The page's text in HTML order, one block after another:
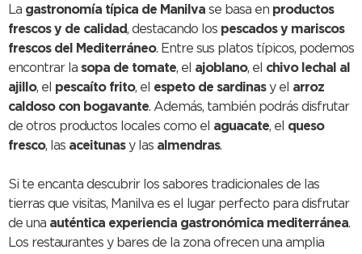
La gastronomía típica de Manilva se basa en productos
frescos y de calidad, destacando los pescados y mariscos
frescos del Mediterráneo. Entre sus platos típicos, podemos
encontrar la sopa de tomate, el ajoblano, el chivo lechal al
ajillo, el pescaíto frito, el espeto de sardinasy el arroz
caldoso con bogavante. Además, también podrás disfrutar
de otros productos locales como el aguacate, el queso
fresco, las aceitunasy las almendras.
Si te encanta descubrir los sabores tradicionales de las
tierras que visitas, Manilva es el lugar perfecto para disfrutar
de una auténtica experiencia gastronómica mediterránea.
Los restaurantes y bares de la zona ofrecen una amplia